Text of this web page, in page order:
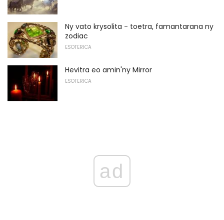
Ny vato krysolita - toetra, famantarana ny
zodiac
ESOTERICA
Hevitra eo amin'ny Mirror
ESOTERICA
ad